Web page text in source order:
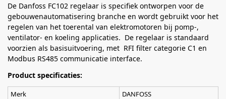
De Danfoss FC102 regelaar is specifiek ontworpen voor de
gebouwenautomatisering branche en wordt gebruikt voor het
regelen van het toerental van elektromotoren bij pomp-,
ventilator- en koeling applicaties. De regelaar is standaard
voorzien als basisuitvoering, met RFI filter categorie C1 en
Modbus RS485 communicatie interface.
Product specificaties:
Merk
DANFOSS